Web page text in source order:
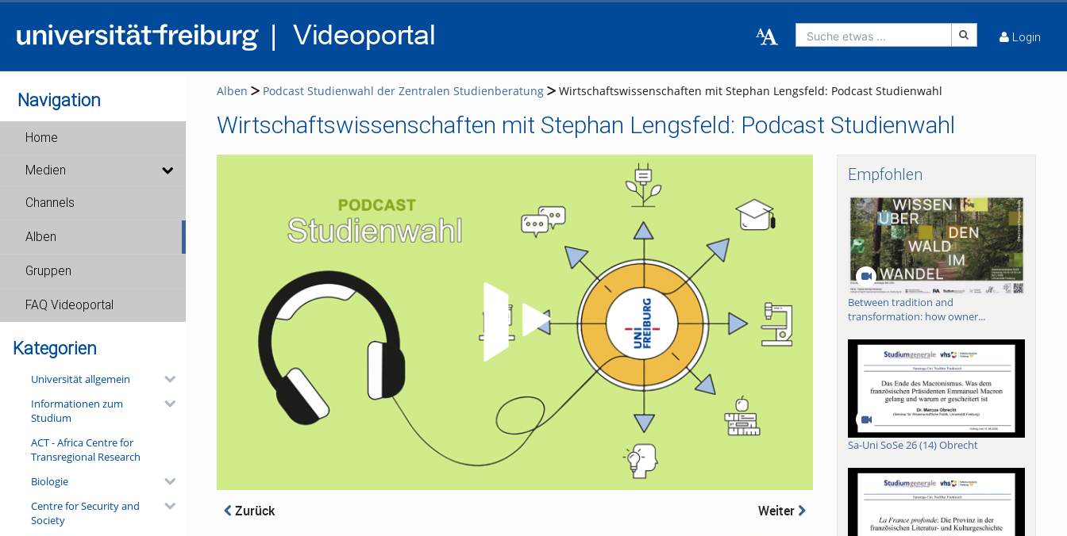
Suche etwas ... Login
Navigation
Home
Medien
Channels
Alben
Gruppen
FAQ Videoportal
Kategorien
Universität allgemein
Informationen zum
Studium
ACT - Africa Centre for
Transregional Research
Biologie
Centre for Security and
Society
Alben Podcast Studienwahl der Zentralen Studienberatung Wirtschaftswissenschaften mit Stephan Lengsfeld: Podcast Studienwahl
Wirtschaftswissenschaften mit Stephan Lengsfeld: Podcast Studienwahl
Video abspielen
Zurück Weiter
Empfohlen
Between tradition and
transformation: how owner...
Sa-Uni SoSe 26 (14) Obrecht